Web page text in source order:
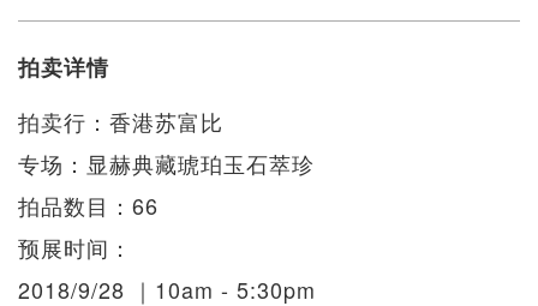
拍卖详情
拍卖行：香港苏富比
专场：显赫典藏琥珀玉石萃珍
拍品数目：66
预展时间：
2018/9/28 ｜10am - 5:30pm